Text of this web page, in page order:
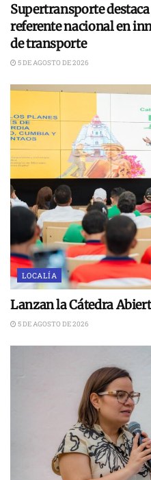
Supertransporte
referente nacional en
de transporte
5 DE AGOSTO DE 2026
LOCALÍA
Lanzan la Cátedra
5 DE AGOSTO DE 2026